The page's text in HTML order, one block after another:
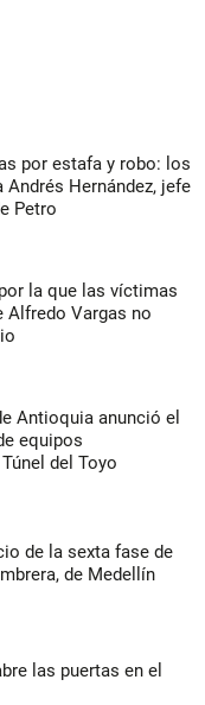
por estafa y robo: los
Hernández, jefe
Petro
la que las víctimas
Alfredo Vargas no
Antioquia anunció el
equipos
del Toyo
de la sexta fase de
de Medellín
las puertas en el